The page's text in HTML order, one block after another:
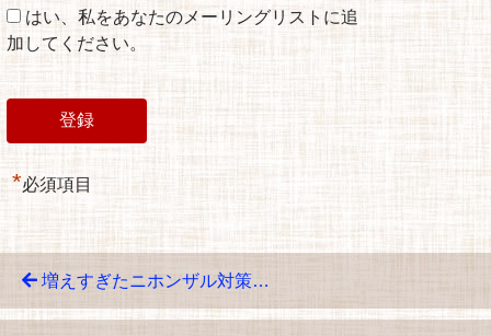
はい、私をあなたのメーリングリストに追
加してください。
*必須項目
増えすぎたニホンザル対策…